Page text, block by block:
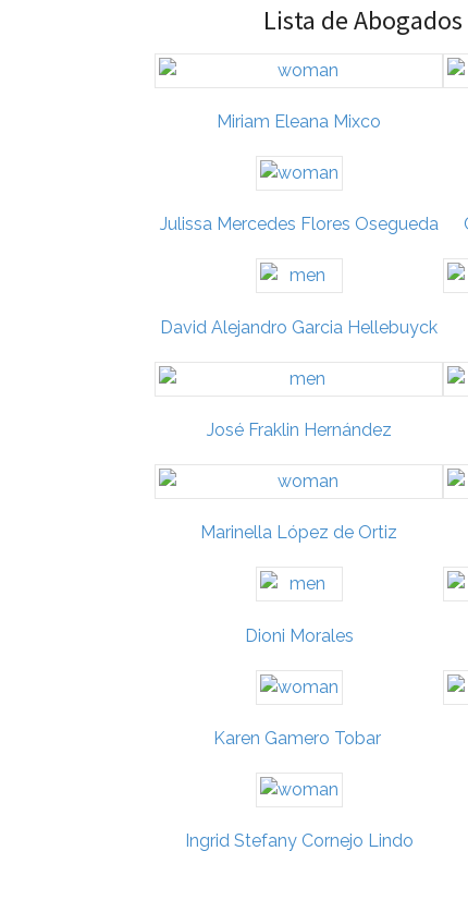
Lista de
Miriam Eleana Mixco
Julissa Mercedes Flores Osegueda
David Alejandro Garcia Hellebuyck
José Fraklin Hernández
Marinella López de Ortiz
Dioni Morales
Karen Gamero Tobar
Ingrid Stefany Cornejo Lindo